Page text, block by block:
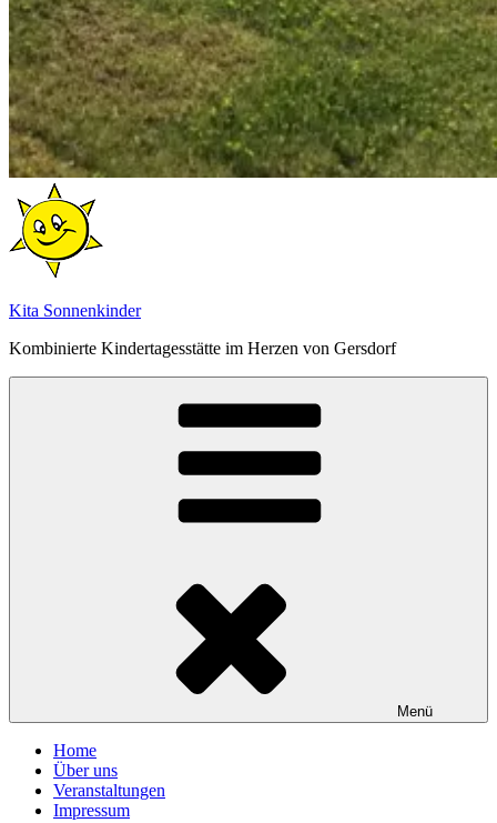
Kita Sonnenkinder
Kombinierte Kindertagesstätte im Herzen von Gersdorf
Menü
Home
Über uns
Veranstaltungen
Impressum